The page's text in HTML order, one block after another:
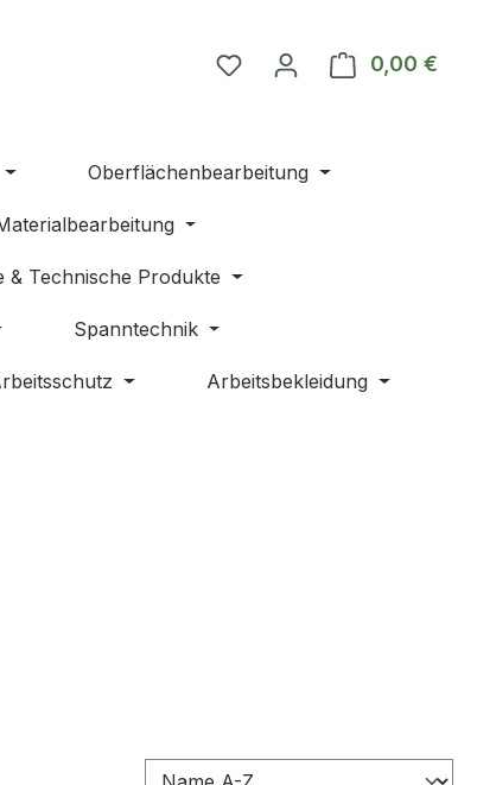
Du hast 0 Produkte auf
0,00 €
Oberflächenbearbeitung
& Technische Produkte
Spanntechnik
Arbeitsbekleidung